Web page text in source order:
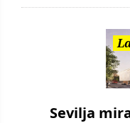
Sevilja